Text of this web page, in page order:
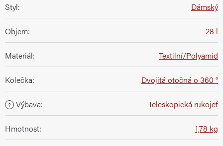
Styl: Dámský
Objem: 28 l
Materiál: Textilní/Polyamid
Kolečka: Dvojitá otočná o 360 °
? Výbava: Teleskopická rukojeť
Hmotnost: 1,78 kg